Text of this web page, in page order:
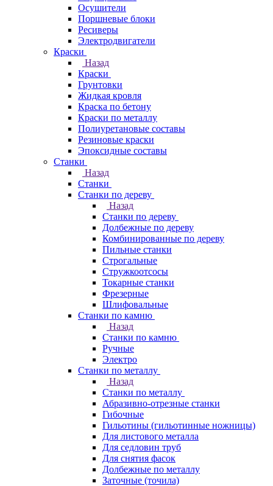
Осушители
Поршневые блоки
Ресиверы
Электродвигатели
Краски
Назад
Краски
Грунтовки
Жидкая кровля
Краска по бетону
Краски по металлу
Полиуретановые составы
Резиновые краски
Эпоксидные составы
Станки
Назад
Станки
Станки по дереву
Назад
Станки по дереву
Долбежные по дереву
Комбинированные по дереву
Пильные станки
Строгальные
Стружкоотсосы
Токарные станки
Фрезерные
Шлифовальные
Станки по камню
Назад
Станки по камню
Ручные
Электро
Станки по металлу
Назад
Станки по металлу
Абразивно-отрезные станки
Гибочные
Гильотины (гильотинные ножницы)
Для листового металла
Для седловин труб
Для снятия фасок
Долбежные по металлу
Заточные (точила)